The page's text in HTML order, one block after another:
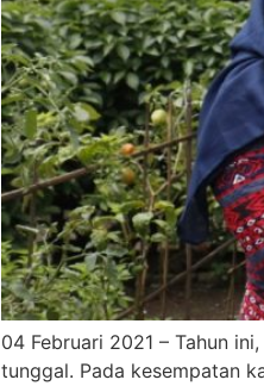
04 Februari 2021 – Tahun
tunggal. Pada kesempatan